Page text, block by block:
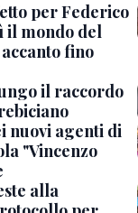
per Federico
il mondo del
fino
il raccordo
nuovi agenti di
"Vincenzo
alla